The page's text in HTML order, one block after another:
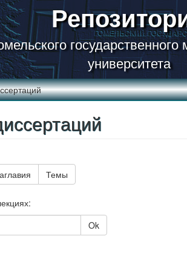
государственного
университета
Темы
Ok